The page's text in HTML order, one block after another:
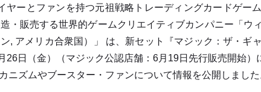
ーとファンを持つ元祖戦略トレーディングカードゲー
・販売する世界的ゲームクリエイティブカンパニー「ウ
, アメリカ合衆国）」 は、新セット『マジック：ザ・ギ
日（金）（マジック公認店舗：6⽉19⽇先⾏販売開始）
ズムやブースター・ファンについて情報を公開しました